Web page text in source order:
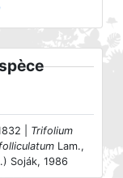
| Trifolium
Lam.,
Soják, 1986